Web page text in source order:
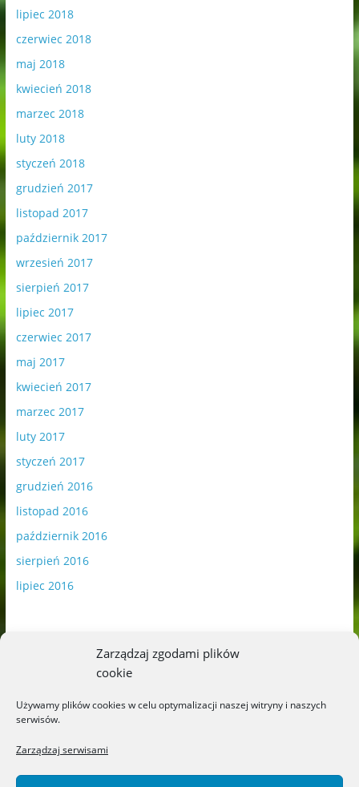
Zarządzaj zgodami plików
cookie
Używamy plików cookies w celu optymalizacji naszej witryny i naszych
serwisów.
Zarządzaj serwisami
lipiec 2018
czerwiec 2018
maj 2018
kwiecień 2018
marzec 2018
luty 2018
styczeń 2018
grudzień 2017
listopad 2017
październik 2017
wrzesień 2017
sierpień 2017
lipiec 2017
czerwiec 2017
maj 2017
kwiecień 2017
marzec 2017
luty 2017
styczeń 2017
grudzień 2016
listopad 2016
październik 2016
sierpień 2016
lipiec 2016